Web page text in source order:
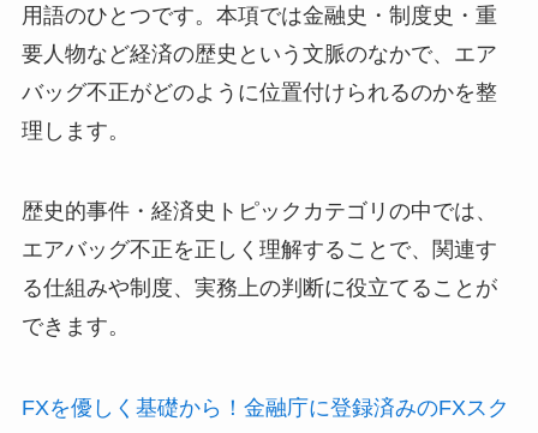
用語のひとつです。本項では金融史・制度史・重
要人物など経済の歴史という文脈のなかで、エア
バッグ不正がどのように位置付けられるのかを整
理します。
歴史的事件・経済史トピックカテゴリの中では、
エアバッグ不正を正しく理解することで、関連す
る仕組みや制度、実務上の判断に役立てることが
できます。
FXを優しく基礎から！金融庁に登録済みのFXスク